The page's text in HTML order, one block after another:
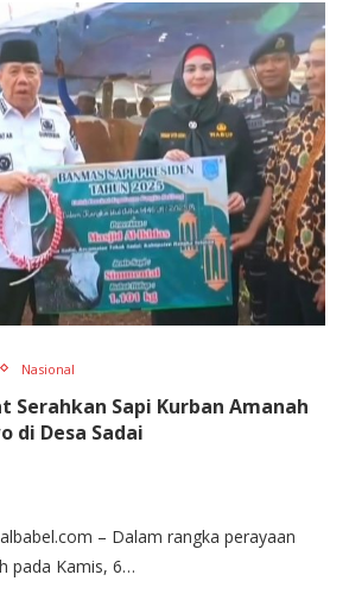
Nasional
Serahkan Sapi Kurban Amanah
di Desa Sadai
– Dalam rangka perayaan
pada Kamis, 6…